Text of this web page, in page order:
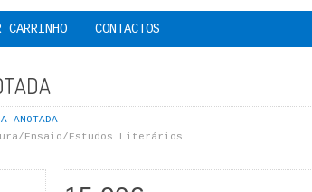
CARRINHO CONTACTOS
ANOTADA
Ensaio/Estudos Literários